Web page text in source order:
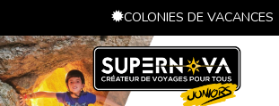
COLONIES DE VACANCES